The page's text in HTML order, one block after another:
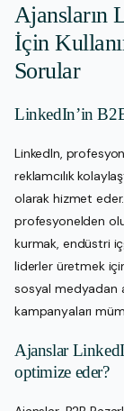
Ajansların
İçin
Sorular
LinkedIn’in
LinkedIn,
reklamcılık
olarak hizmet
profesyonelden
kurmak, endüstri
liderler üretmek
sosyal medyadan
kampanyaları
Ajanslar
optimize eder?